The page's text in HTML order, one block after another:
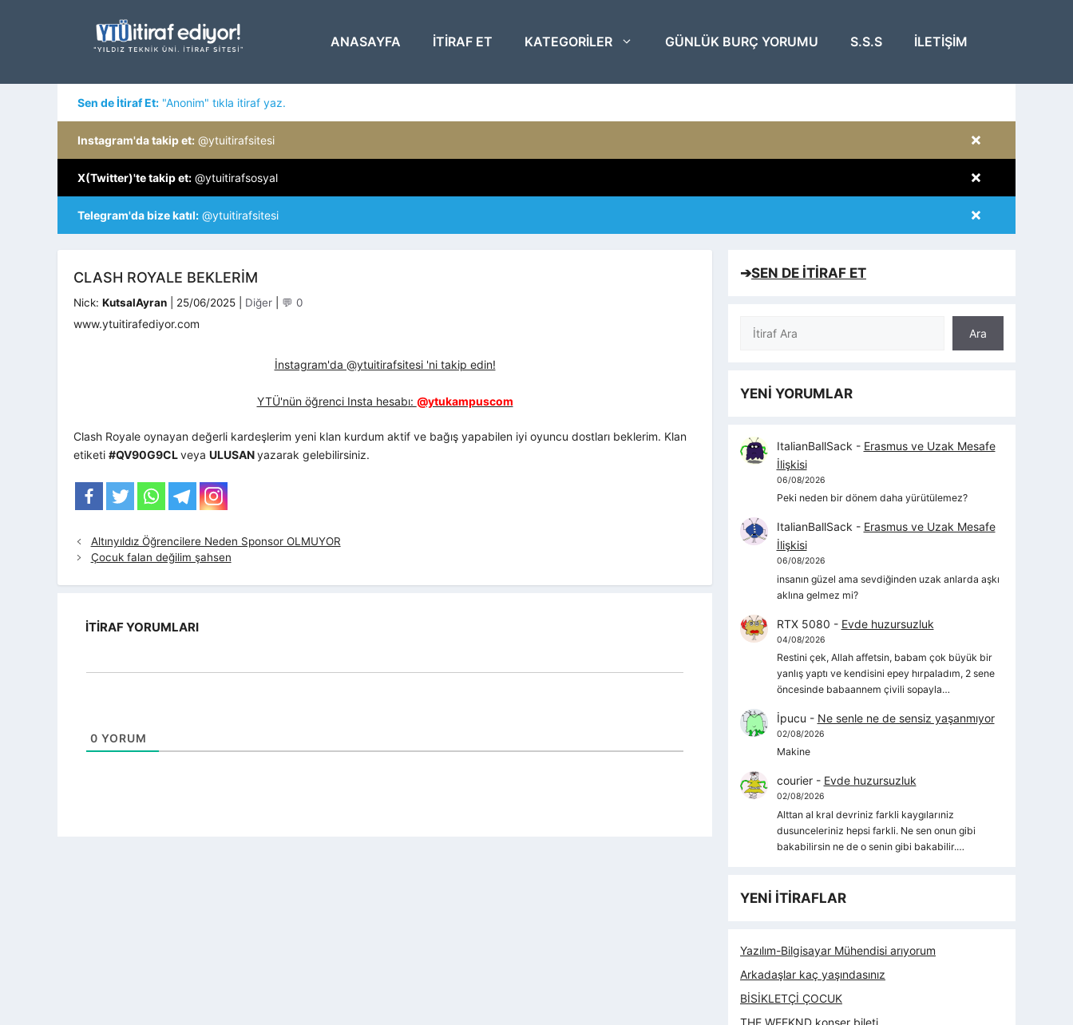
ANASAYFA ITIRAF ET KATEGORILER GÜNLÜK BURÇ YORUMU S.S.S İLETIŞIM
Sen de İtiraf Et: "Anonim" tıkla itiraf yaz.
×
Instagram'da takip et: @ytuitirafsitesi
×
X(Twitter)'te takip et: @ytuitirafsosyal
×
Telegram'da bize katıl: @ytuitirafsitesi
CLASH ROYALE BEKLERIM
Nick: KutsalAyran 25/06/2025 Kategoriler
Diğer 💬 0
www.ytuitirafediyor.com
İnstagram'da @ytuitirafsitesi 'ni takip edin!
YTÜ'nün öğrenci Insta hesabı: @ytukampuscom
Clash Royale oynayan değerli kardeşlerim yeni klan kurdum aktif ve bağış yapabilen iyi oyuncu dostları beklerim. Klan
etiketi #QV90G9CLveya ULUSANyazarak gelebilirsiniz.
Altınyıldız Öğrencilere Neden Sponsor OLMUYOR
Çocuk falan değilim şahsen
İTIRAF YORUMLARI
0 YORUM
➔SEN DE İTİRAF ET
Ara
Ara
YENİ YORUMLAR
ItalianBallSack - Erasmus ve Uzak Mesafe
İlişkisi
06/08/2026
Peki neden bir dönem daha yürütülemez?
ItalianBallSack - Erasmus ve Uzak Mesafe
İlişkisi
06/08/2026
insanın güzel ama sevdiğinden uzak anlarda aşkı
aklına gelmez mi?
RTX 5080 - Evde huzursuzluk
04/08/2026
Restini çek, Allah affetsin, babam çok büyük bir
yanlış yaptı ve kendisini epey hırpaladım, 2 sene
öncesinde babaannem çivili sopayla…
İpucu - Ne senle ne de sensiz yaşanmıyor
02/08/2026
Makine
courier- Evde huzursuzluk
02/08/2026
Alttan al kral devriniz farkli kaygılarıniz
dusunceleriniz hepsi farkli. Ne sen onun gibi
bakabilirsin ne de o senin gibi bakabilir.…
YENİ İTİRAFLAR
Yazılım-Bilgisayar Mühendisi arıyorum
Arkadaşlar kaç yaşındasınız
BİSİKLETÇİ ÇOCUK
THE WEEKND konser bileti